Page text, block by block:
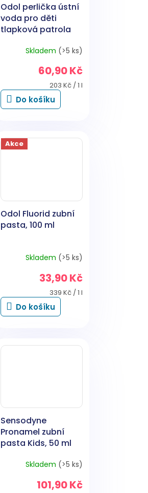
Odol perlička ústní
voda pro děti
tlapková patrola
Skladem (>5 ks)
60,90 Kč
Měrná
cena:
203 Kč / 1 l
Do košíku
Akce
Odol Fluorid zubní
pasta, 100 ml
Skladem (>5 ks)
33,90 Kč
Měrná
cena:
339 Kč / 1 l
Do košíku
Sensodyne
Pronamel zubní
pasta Kids, 50 ml
Skladem (>5 ks)
101,90 Kč